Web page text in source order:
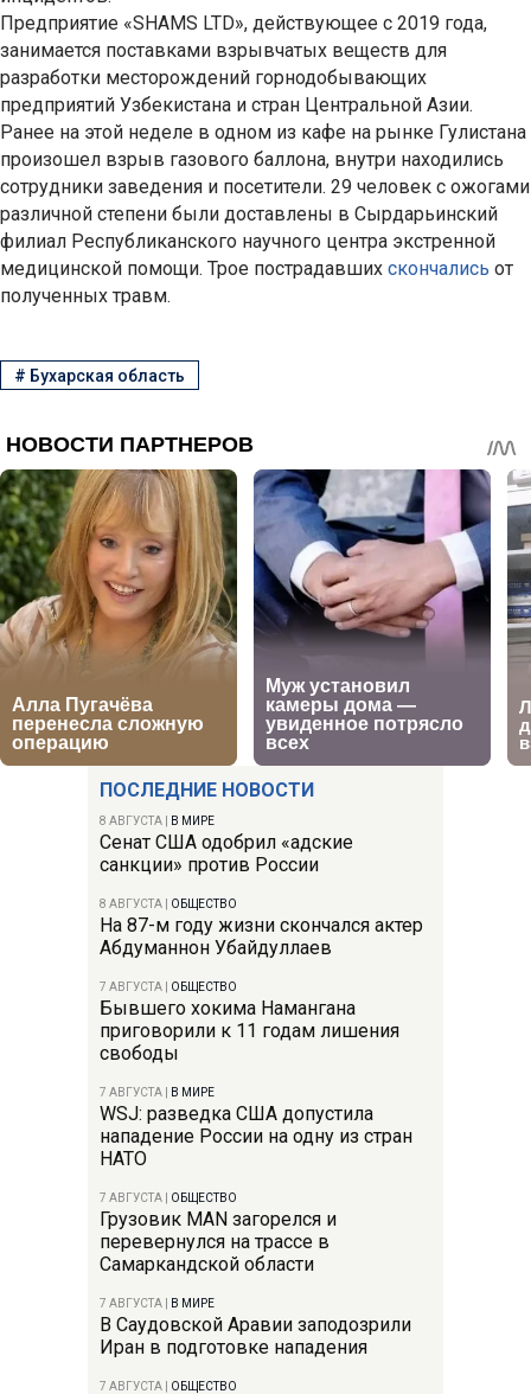
ПОСЛЕДНИЕ НОВОСТИ
8 АВГУСТА В МИРЕ
Сенат США одобрил «адские
санкции» против России
8 АВГУСТА ОБЩЕСТВО
На 87-м году жизни скончался актер
Абдуманнон Убайдуллаев
7 АВГУСТА ОБЩЕСТВО
Бывшего хокима Намангана
приговорили к 11 годам лишения
свободы
7 АВГУСТА В МИРЕ
WSJ: разведка США допустила
нападение России на одну из стран
НАТО
7 АВГУСТА ОБЩЕСТВО
Грузовик MAN загорелся и
перевернулся на трассе в
Самаркандской области
7 АВГУСТА В МИРЕ
В Саудовской Аравии заподозрили
Иран в подготовке нападения
7 АВГУСТА ОБЩЕСТВО
Предприятие «SHAMS LTD», действующее с 2019 года,
занимается поставками взрывчатых веществ для
разработки месторождений горнодобывающих
предприятий Узбекистана и стран Центральной Азии.
Ранее на этой неделе в одном из кафе на рынке Гулистана
произошел взрыв газового баллона, внутри находились
сотрудники заведения и посетители. 29 человек с ожогами
различной степени были доставлены в Сырдарьинский
филиал Республиканского научного центра экстренной
медицинской помощи. Трое пострадавших скончались от
полученных травм.
# Бухарская область